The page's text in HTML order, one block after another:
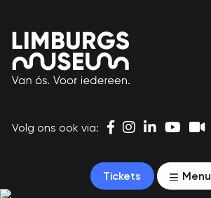
Tickets Menu
Volg ons ook via: